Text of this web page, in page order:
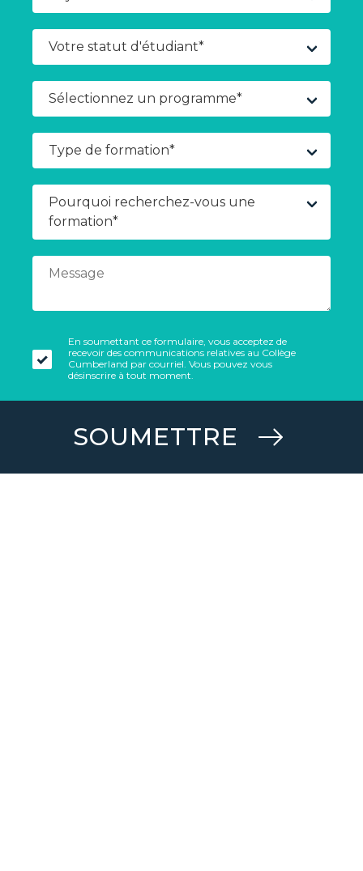
En soumettant ce formulaire, vous acceptez de
recevoir des communications relatives au Collège
Cumberland par courriel. Vous pouvez vous
désinscrire à tout moment.
SOUMETTRE